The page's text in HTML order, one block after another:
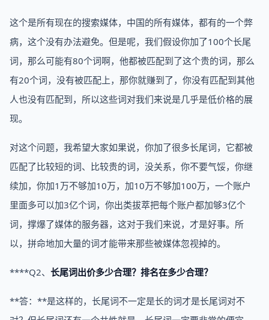
这个是所有现在的搜索媒体，中国的所有媒体，都有的一个弊
病，这个没有办法避免。但是呢，我们假设你加了100个长尾
词，那么可能有80个词啊，他都被匹配到了这个贵的词，那么
有20个词，没有被匹配上，那你就赚到了，你没有匹配到其他
人也没有匹配到，所以这些词对我们来说是几乎是低价格的展
现。
对这个问题，我希望大家如果说，你加了很多长尾词，它都被
匹配了比较短的词、比较贵的词，没关系，你不要气馁，你继
续加，你加1万不够加10万，加10万不够加100万，一个账户
里面多可以加3亿个词，你出类拔萃把每个账户都加够3亿个
词，撑爆了媒体的服务器，这对于我们来说，才是好事。所
以，拼命地加大量的词才能带来那些被媒体忽视掉的。
****Q2、 长尾词出价多少合理？排名在多少合理？
**答：**是这样的，长尾词不一定是长的词才是长尾词对不